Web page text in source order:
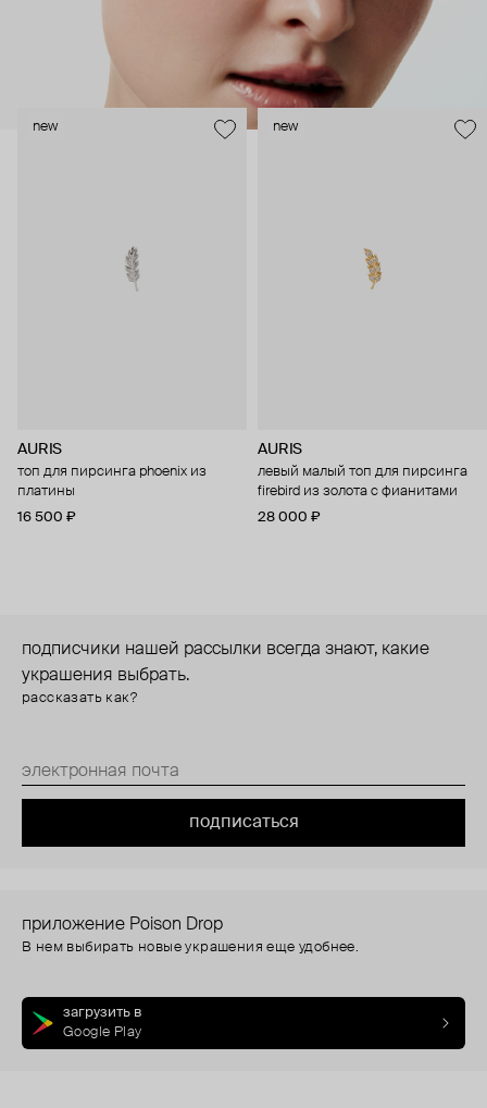
new
AURIS
топ для пирсинга phoenix из
платины
16 500 ₽
new
AURIS
левый малый топ для пирсинга
firebird из золота с фианитами
28 000 ₽
подписчики нашей рассылки всегда знают, какие
украшения выбрать.
рассказать как?
подписаться
приложение Poison Drop
В нем выбирать новые украшения еще удобнее.
загрузить в
Google Play